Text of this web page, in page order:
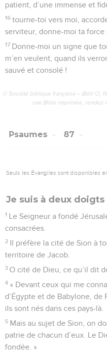
patient, d’une immense et
16 tourne-toi vers moi,
serviteur, donne-moi ta force
17 Donne-moi un signe que
m’en veulent, quand ils
sauvé et consolé !
© Société biblique française – Bibli’O,
une Bible imprimée,
Psaumes 87
Seuls les Évangiles sont disponibles
Je suis à deux
1 Le Seigneur a fondé
consacrées.
2 Il préfère la cité de Sion à
territoire de Jacob.
3 O cité de Dieu, ce qu’il dit
4 « Devant ceux qui me
d’Égypte et de Babylone, de
ils sont nés dans ces pays-là.
5 Mais au sujet de Sion, on
patrie de chacun d’eux. Le
fondée. »